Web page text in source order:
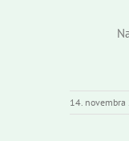
14. novembra